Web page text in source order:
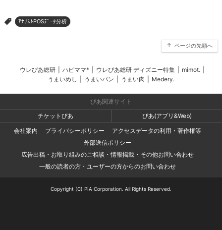
> ｱﾅﾘｽﾄPOSﾃﾞｰﾀ分析
ページの先頭へ
ウレぴあ総研 ハピママ* ウレぴあ総研 ディズニー特集 mimot.
うまいめし
うまいパン うまい肉 Medery.
ぴあ関連サイト
チケットぴあ
ぴあ(アプリ&Web)
会社案内
プライバシーポリシー
アクセスデータの利用・著作権等
外部送信ポリシー
広告出稿・お取り組みのご相談・情報掲載・その他お問い合わせ
一般の読者の方・ユーザーの方からのお問い合わせ
Copyright (C) PIA Corporation. All Rights Reserved.